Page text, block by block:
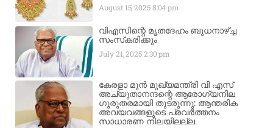
August 15, 20258:04 pm
വിഎസിന്റെ മൃതദേഹം ബുധനാഴ്ച്ച
സംസ്‌കരിക്കും
July 21, 20252:30 pm
കേരളാ മുൻ മുഖ്യമന്ത്രി വി എസ്
അച്യുതാനന്ദന്റെ ആരോഗ്യനില
ഗുരുതരമായി തുടരുന്നു: ആന്തരിക
അവയവങ്ങളുടെ പ്രവർത്തനം
സാധാരണ നിലയിലല്ല